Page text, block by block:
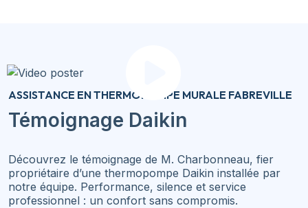
ASSISTANCE EN THERMOPOMPE MURALE FABREVILLE
Témoignage Daikin
Découvrez le témoignage de M. Charbonneau, fier
propriétaire d’une thermopompe Daikin installée par
notre équipe. Performance, silence et service
professionnel : un confort sans compromis.